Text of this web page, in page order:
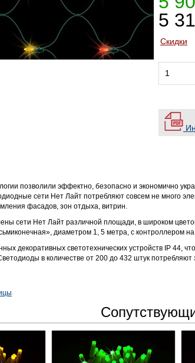
5
Скидки
позволили эффектно, безопасно и экономично
сети Нет Лайт потребляют совсем не много
фасадов, зон отдыха, витрин.
сети Нет Лайт различной площади, в широком
диаметром 1, 5 метра, с контроллером
декоративных светотехнических устройств IP 44,
в количестве от 200 до 432 штук